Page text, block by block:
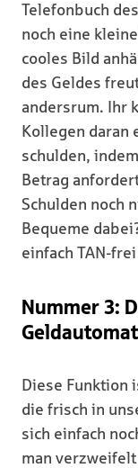
Telefonbuch
noch eine
cooles Bild
des Geldes
andersrum. Ihr
Kollegen daran
schulden,
Betrag
Schulden noch
Bequeme
einfach TAN-
Nummer 3:
Diese Funktion
die frisch in
sich einfach
man